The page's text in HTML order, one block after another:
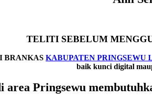
TELITI SEBELUM
BRANKAS KABUPATEN PRINGSEWU
baik kunci digital
area Pringsewu